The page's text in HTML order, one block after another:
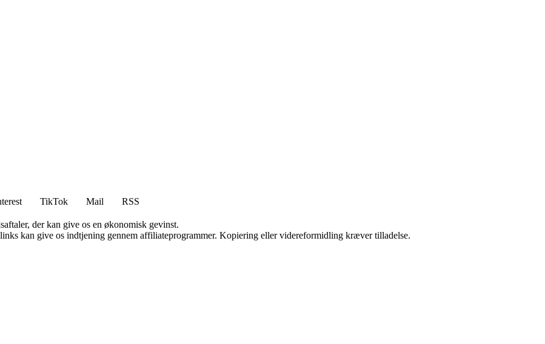
TikTok Mail
RSS
der kan give os en økonomisk gevinst.
kan give os indtjening gennem affiliateprogrammer. Kopiering eller videreformidling kræver tilladelse.